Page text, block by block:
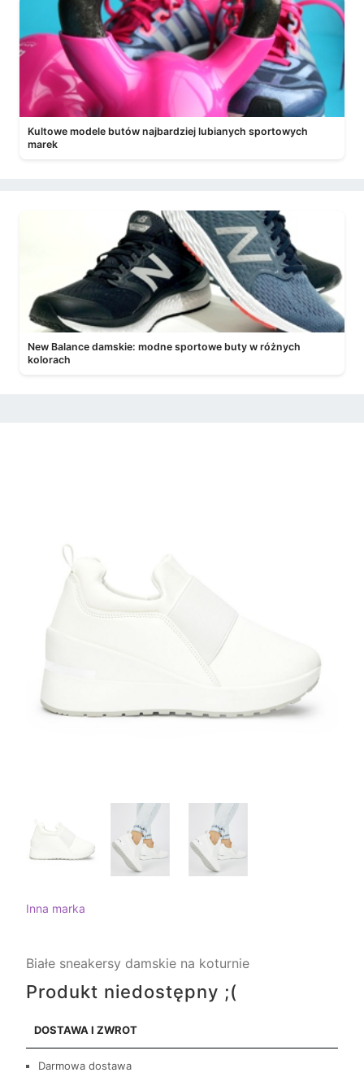
Kultowe modele butów najbardziej lubianych sportowych
marek
New Balance damskie: modne sportowe buty w różnych
kolorach
Inna marka
Białe sneakersy damskie na koturnie
Produkt niedostępny ;(
DOSTAWA I ZWROT
Darmowa dostawa